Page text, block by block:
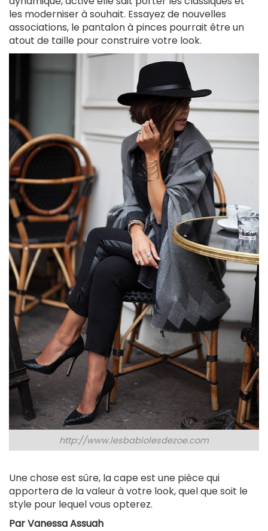
les moderniser à souhait. Essayez de nouvelles
associations, le pantalon à pinces pourrait être un
atout de taille pour construire votre look.
http://www.lesbabiolesdezoe.com
Une chose est sûre, la cape est une pièce qui
apportera de la valeur à votre look, quel que soit le
style pour lequel vous opterez.
Par Vanessa Assuah